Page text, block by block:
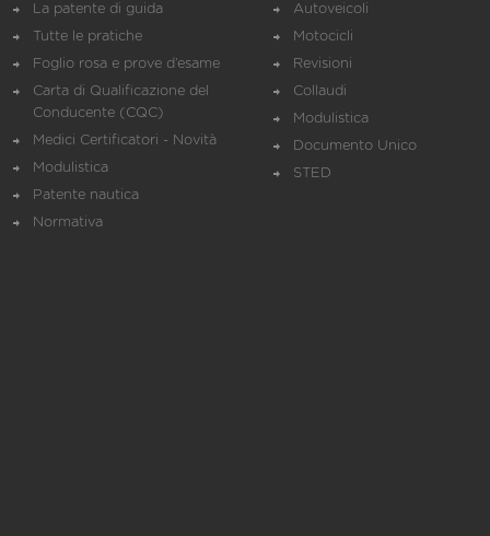
La patente di guida
Tutte le pratiche
Foglio rosa e prove d’esame
Carta di Qualificazione del
Conducente (CQC)
Medici Certificatori - Novità
Modulistica
Patente nautica
Normativa
Autoveicoli
Motocicli
Revisioni
Collaudi
Modulistica
Documento Unico
STED